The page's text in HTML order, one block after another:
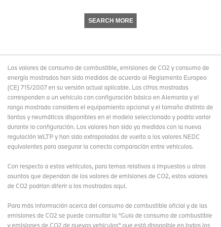
SEARCH MORE
Los valores de consumo de combustible, emisiones de CO2 y consumo de
energía mostrados han sido medidos de acuerdo al Reglamento Europeo
(CE) 715/2007 en su versión actual aplicable. Las cifras mostradas
corresponden a un vehículo con configuración básica en Alemania y el
rango mostrado considera el equipamiento opcional y el tamaño distinto de
llantas y neumáticos disponibles en el modelo seleccionado y podría variar
durante la configuración. Los valores han sido ya medidos con la nueva
regulación WLTP y han sido extrapolados de vuelta a los valores NEDC
equivalentes para asegurar la correcta comparación entre vehículos.
Con respecto a estos vehículos, para temas relativos a impuestos u otros
asuntos que dependan de los valores de emisiones de CO2, estos valores
de CO2 podrían diferir a los mostrados aquí.
Para más información acerca del consumo de combustible oficial y de las
emisiones de CO2 se puede consultar la "Guía de consumo de combustible
y emisiones de CO2 de nuevos vehículos" que está disponible en todos los